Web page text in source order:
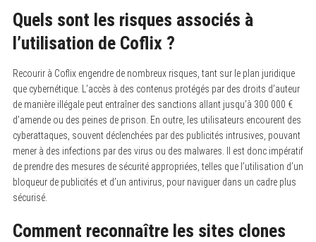
Quels sont les risques associés à
l’utilisation de Coflix ?
Recourir à Coflix engendre de nombreux risques, tant sur le plan juridique
que cybernétique. L’accès à des contenus protégés par des droits d’auteur
de manière illégale peut entraîner des sanctions allant jusqu’à 300 000 €
d’amende ou des peines de prison. En outre, les utilisateurs encourent des
cyberattaques, souvent déclenchées par des publicités intrusives, pouvant
mener à des infections par des virus ou des malwares. Il est donc impératif
de prendre des mesures de sécurité appropriées, telles que l’utilisation d’un
bloqueur de publicités et d’un antivirus, pour naviguer dans un cadre plus
sécurisé.
Comment reconnaître les sites clones